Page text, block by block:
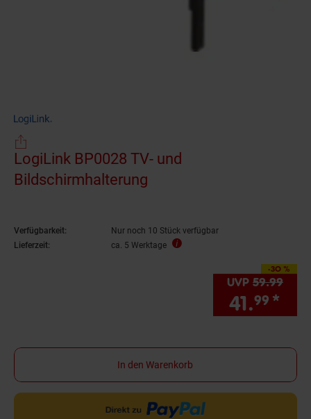
LogiLink BP0028 TV- und
Bildschirmhalterung
Verfügbarkeit:
Nur noch 10 Stück verfügbar
Lieferzeit:
ca. 5 Werktage
-30 %
Sie Sparen 30
UVP 59.99
41.99 *
In den Warenkorb